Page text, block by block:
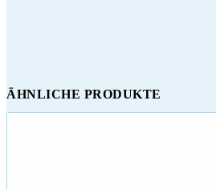
ÄHNLICHE PRODUKTE